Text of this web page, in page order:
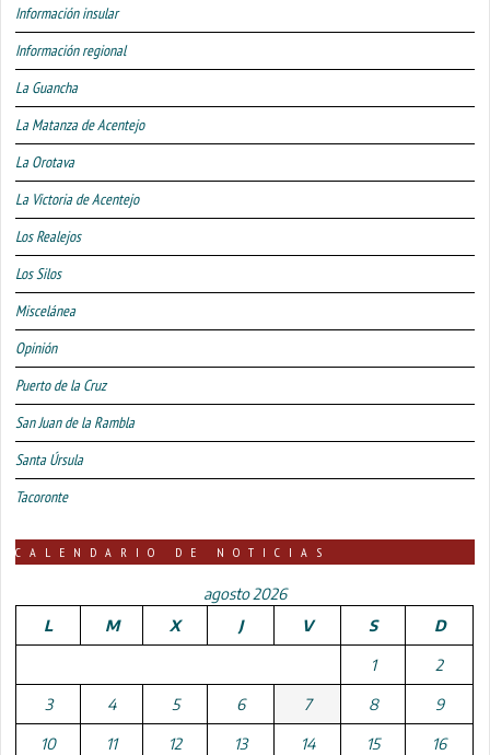
Información insular
Información regional
La Guancha
La Matanza de Acentejo
La Orotava
La Victoria de Acentejo
Los Realejos
Los Silos
Miscelánea
Opinión
Puerto de la Cruz
San Juan de la Rambla
Santa Úrsula
Tacoronte
CALENDARIO DE NOTICIAS
agosto 2026
L
M X J V S D
1 2
3 4 5 6 7 8 9
10 11 12 13 14 15 16